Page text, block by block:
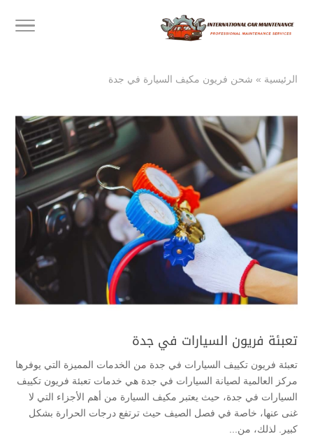
الرئيسية » شحن فريون مكيف السيارة في جدة
تعبئة فريون السيارات في جدة
تعبئة فريون تكييف السيارات في جدة من الخدمات المميزة التي يوفرها
مركز العالمية لصيانة السيارات في جدة هي خدمات تعبئة فريون تكييف
السيارات في جدة، حيث يعتبر مكيف السيارة من أهم الأجزاء التي لا
غنى عنها، خاصة في فصل الصيف حيث ترتفع درجات الحرارة بشكل
كبير. لذلك، من...